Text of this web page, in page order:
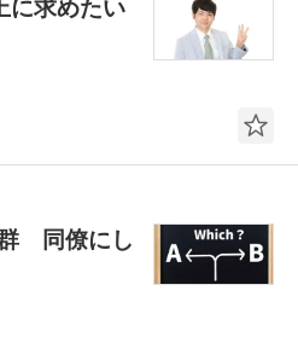
に求めたい
同僚にし